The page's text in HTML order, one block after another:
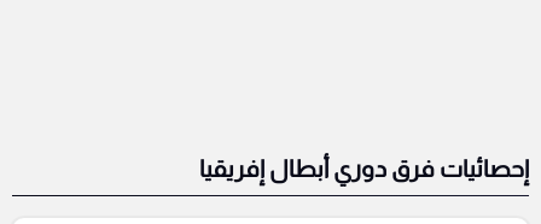
إحصائيات فرق دوري أبطال إفريقيا